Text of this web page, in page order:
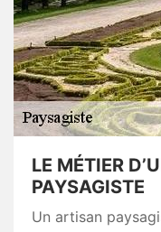
LE MÉTIER
PAYSAGISTE
Un artisan